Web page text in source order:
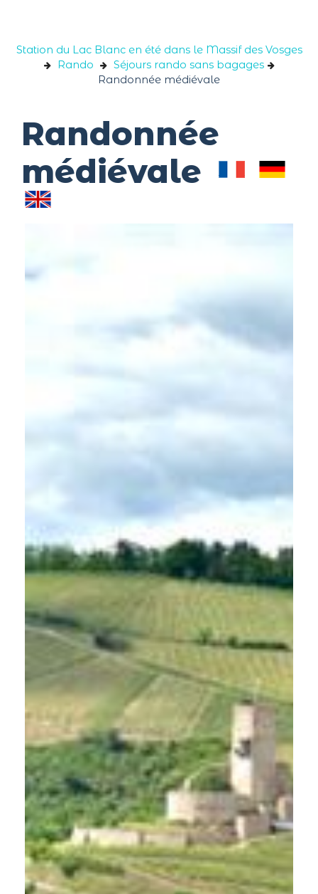
Station du Lac Blanc en été dans le Massif des Vosges
Rando
Séjours rando sans bagages
Randonnée médiévale
Randonnée
médiévale